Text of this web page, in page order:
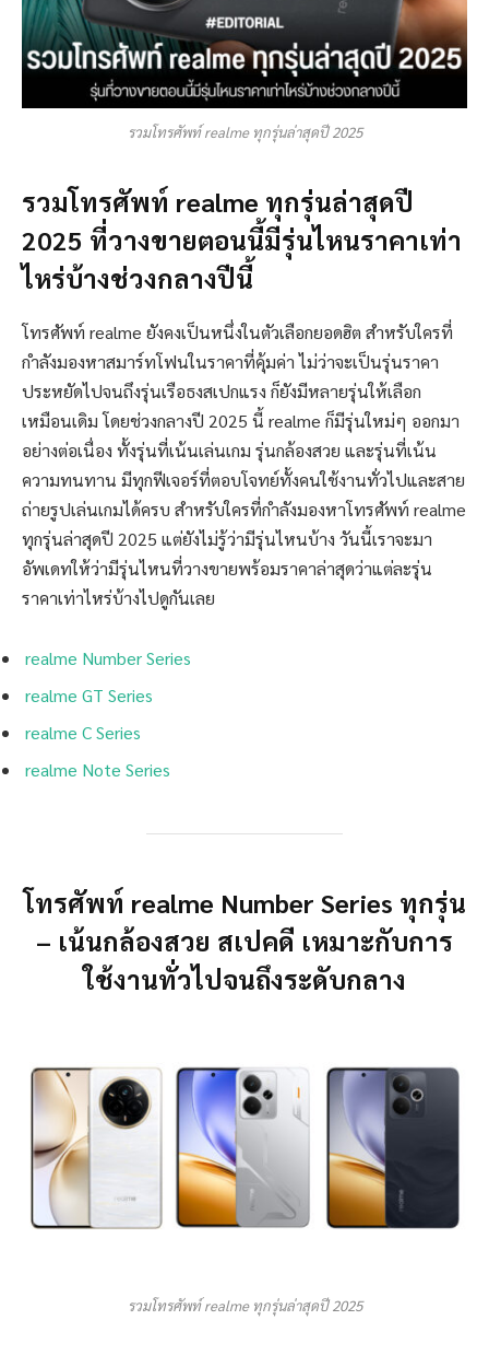
รวมโทรศัพท์ realme ทุกรุ่นล่าสุดปี 2025
รวมโทรศัพท์ realme ทุกรุ่นล่าสุดปี
2025 ที่วางขายตอนนี้มีรุ่นไหนราคาเท่า
ไหร่บ้างช่วงกลางปีนี้
โทรศัพท์ realme ยังคงเป็นหนึ่งในตัวเลือกยอดฮิต สำหรับใครที่
กำลังมองหาสมาร์ทโฟนในราคาที่คุ้มค่า ไม่ว่าจะเป็นรุ่นราคา
ประหยัดไปจนถึงรุ่นเรือธงสเปกแรง ก็ยังมีหลายรุ่นให้เลือก
เหมือนเดิม โดยช่วงกลางปี 2025 นี้ realme ก็มีรุ่นใหม่ๆ ออกมา
อย่างต่อเนื่อง ทั้งรุ่นที่เน้นเล่นเกม รุ่นกล้องสวย และรุ่นที่เน้น
ความทนทาน มีทุกฟีเจอร์ที่ตอบโจทย์ทั้งคนใช้งานทั่วไปและสาย
ถ่ายรูปเล่นเกมได้ครบ สำหรับใครที่กำลังมองหาโทรศัพท์ realme
ทุกรุ่นล่าสุดปี 2025 แต่ยังไม่รู้ว่ามีรุ่นไหนบ้าง วันนี้เราจะมา
อัพเดทให้ว่ามีรุ่นไหนที่วางขายพร้อมราคาล่าสุดว่าแต่ละรุ่น
ราคาเท่าไหร่บ้างไปดูกันเลย
realme Number Series
realme GT Series
realme C Series
realme Note Series
โทรศัพท์ realme Number Series ทุกรุ่น
– เน้นกล้องสวย สเปคดี เหมาะกับการ
ใช้งานทั่วไปจนถึงระดับกลาง
รวมโทรศัพท์ realme ทุกรุ่นล่าสุดปี 2025